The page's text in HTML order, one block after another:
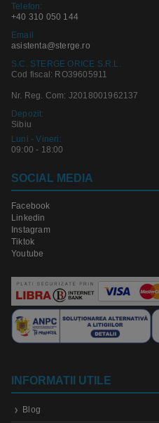
Telefon:
+40 310 050 144
Email
asistenta@sterge.ro
S.C. STERGE ORICE S.R.L.
Cod fiscal: RO39605911
Nr. Reg. Com: J2018001962137
Depozit:
Sibiu
Luni - Vineri:
09:00 - 18:00
SOCIAL MEDIA
Facebook
Linkedin
Instagram
Tiktok
Youtube
INFORMATII UTILE
Blog